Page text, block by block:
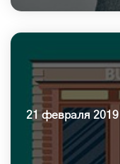
21 февраля 2019